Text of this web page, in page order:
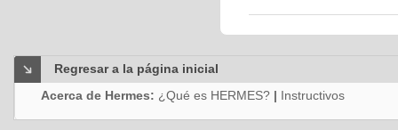
Regresar a la página inicial
Acerca de Hermes: ¿Qué es HERMES? | Instructivos